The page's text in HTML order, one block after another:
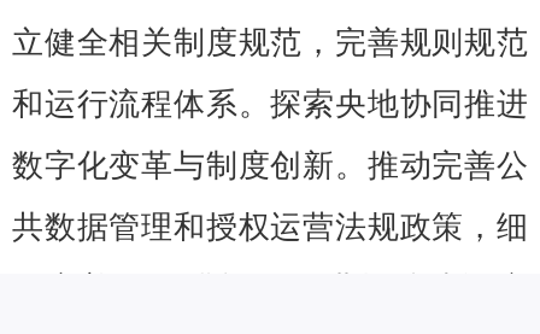
立健全相关制度规范，完善规则规范
和运行流程体系。探索央地协同推进
数字化变革与制度创新。推动完善公
共数据管理和授权运营法规政策，细